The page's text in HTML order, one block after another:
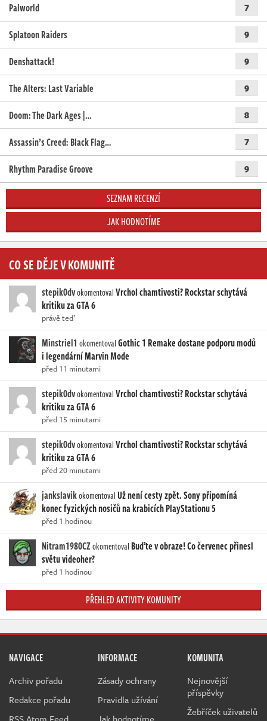
Palworld 7
Splatoon Raiders 9
Denshattack! 9
The Alters: Last Variable 9
Doom: The Dark Ages |… 8
Assassin’s Creed: Black Flag… 7
Rhythm Paradise Groove 9
SEZNAM RECENZÍ
JAK HODNOTÍME
CO SE DĚJE V KOMUNITĚ
stepik0dvokomentovalVrchol chamtivosti? Rockstar schytává
kritiku za GTA 6
právě teď
Minstriel1 okomentovalGothic 1 Remake dostane podporu modů
i legendární Marvin Mode
před 11 minutami
stepik0dvokomentovalVrchol chamtivosti? Rockstar schytává
kritiku za GTA 6
před 15 minutami
stepik0dvokomentovalVrchol chamtivosti? Rockstar schytává
kritiku za GTA 6
před 20 minutami
jankslavikokomentovalUž není cesty zpět. Sony připomíná
konec fyzických nosičů na krabicích PlayStationu 5
před 1 hodinou
Nitram1980CZokomentoval Buďte v obraze! Co červenec přinesl
světu videoher?
před 1 hodinou
PŘEHLED AKTIVITY KOMUNITY
NAVIGACE
Archiv pořadu
Redakce pořadu
INFORMACE
Zásady ochrany
Pravidla užívání
KOMUNITA
Nejnovější
příspěvky
Žebříček uživatelů